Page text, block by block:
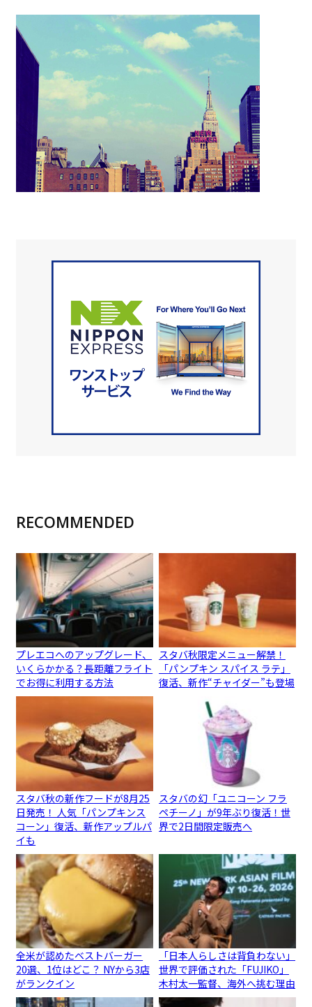
RECOMMENDED
プレエコへのアップグレード、
いくらかかる？長距離フライト
でお得に利用する方法
スタバ秋限定メニュー解禁！
「パンプキン スパイス ラテ」
復活、新作“チャイダー”も登場
スタバ秋の新作フードが8月25
日発売！ 人気「パンプキンス
コーン」復活、新作アップルパ
イも
スタバの幻「ユニコーン フラ
ペチーノ」が9年ぶり復活！世
界で2日間限定販売へ
全米が認めたベストバーガー
20選、1位はどこ？ NYから3店
がランクイン
「日本人らしさは背負わない」
世界で評価された「FUJIKO」
木村太一監督、海外へ挑む理由